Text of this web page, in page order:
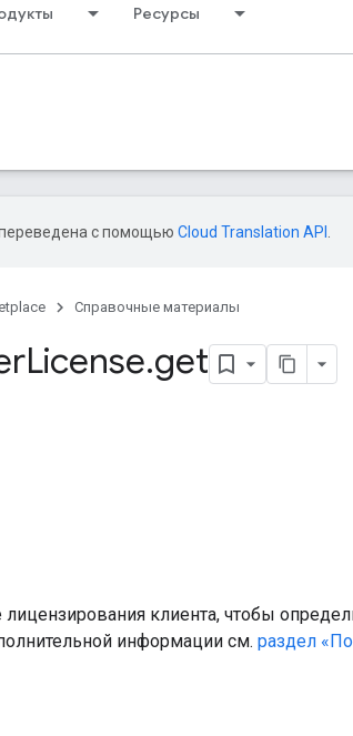
Ресурсы
с помощью Cloud Translation API
Справочные материалы
License.get
лицензирования клиента, чтобы
информации см. раздел